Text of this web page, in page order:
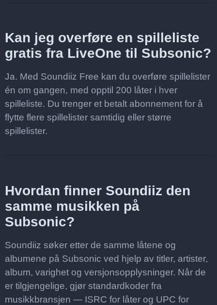
Kan jeg overføre en spilleliste
gratis fra LiveOne til Subsonic?
Ja. Med Soundiiz Free kan du overføre spillelister
én om gangen, med opptil 200 låter i hver
spilleliste. Du trenger et betalt abonnement for å
flytte flere spillelister samtidig eller større
spillelister.
Hvordan finner Soundiiz den
samme musikken på
Subsonic?
Soundiiz søker etter de samme låtene og
albumene på Subsonic ved hjelp av titler, artister,
album, varighet og versjonsopplysninger. Når de
er tilgjengelige, gjør standardkoder fra
musikkbransjen — ISRC for låter og UPC for